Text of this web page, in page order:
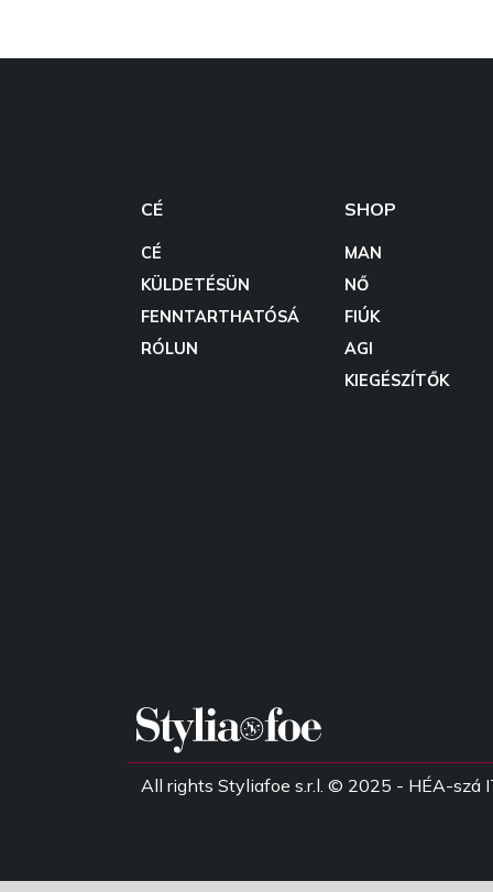
CÉ
CÉ
KÜLDETÉSÜN
FENNTARTHATÓSÁ
RÓLUN
SHOP
MAN
NŐ
FIÚK
AGI
KIEGÉSZÍTŐK
All rights Styliafoe s.r.l. © 2025 - HÉA-szá